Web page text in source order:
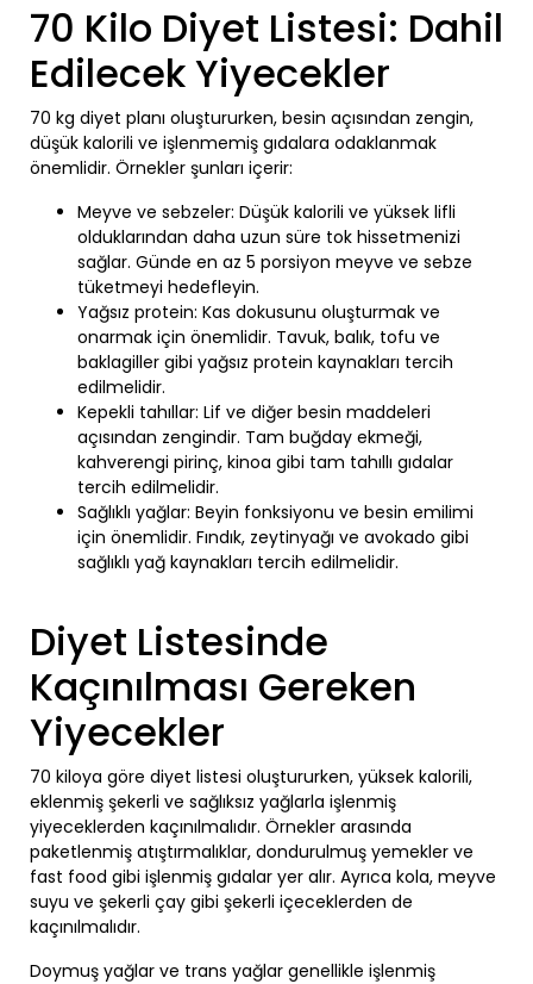
70 Kilo Diyet Listesi: Dahil
Edilecek Yiyecekler
70 kg diyet planı oluştururken, besin açısından zengin,
düşük kalorili ve işlenmemiş gıdalara odaklanmak
önemlidir. Örnekler şunları içerir:
Meyve ve sebzeler: Düşük kalorili ve yüksek lifli
olduklarından daha uzun süre tok hissetmenizi
sağlar. Günde en az 5 porsiyon meyve ve sebze
tüketmeyi hedefleyin.
Yağsız protein: Kas dokusunu oluşturmak ve
onarmak için önemlidir. Tavuk, balık, tofu ve
baklagiller gibi yağsız protein kaynakları tercih
edilmelidir.
Kepekli tahıllar: Lif ve diğer besin maddeleri
açısından zengindir. Tam buğday ekmeği,
kahverengi pirinç, kinoa gibi tam tahıllı gıdalar
tercih edilmelidir.
Sağlıklı yağlar: Beyin fonksiyonu ve besin emilimi
için önemlidir. Fındık, zeytinyağı ve avokado gibi
sağlıklı yağ kaynakları tercih edilmelidir.
Diyet Listesinde
Kaçınılması Gereken
Yiyecekler
70 kiloya göre diyet listesi oluştururken, yüksek kalorili,
eklenmiş şekerli ve sağlıksız yağlarla işlenmiş
yiyeceklerden kaçınılmalıdır. Örnekler arasında
paketlenmiş atıştırmalıklar, dondurulmuş yemekler ve
fast food gibi işlenmiş gıdalar yer alır. Ayrıca kola, meyve
suyu ve şekerli çay gibi şekerli içeceklerden de
kaçınılmalıdır.
Doymuş yağlar ve trans yağlar genellikle işlenmiş